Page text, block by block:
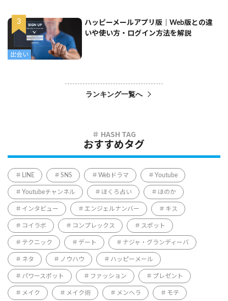
出会い
ハッピーメールアプリ版｜Web版との違
いや使い方・ログイン方法を解説
ランキング一覧へ
おすすめタグ
LINE SNS Webドラマ Youtube
Youtubeチャンネル ほくろ占い ほのか
インタビュー エンジェルナンバー キス
コイラボ コンプレックス スポット
テクニック デート ナジャ・グランディーバ
ネタ ノウハウ ハッピーメール
パワースポット ファッション プレゼント
メイク メイク術 メンヘラ モテ